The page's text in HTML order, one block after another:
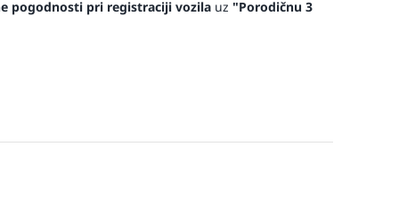
pogodnosti pri registraciji vozila uz "Porodičnu 3